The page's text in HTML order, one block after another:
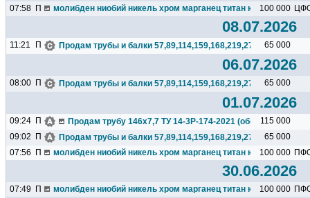
07:58 П молибден ниобий никель хром марганец титан кремний чугун
100 000
08.07.2026
11:21 П Продам трубы и балки 65 000
06.07.2026
08:00 П Продам трубы и балки 65 000
01.07.2026
09:24 П Продам трубу 146х7,7 ТУ 14-3Р-174-2021 (обсадная),
115 000
09:02
П Продам трубы и балки
65 000
07:56
П молибден ниобий никель хром марганец титан кремний чугун
100 000
30.06.2026
07:49 П молибден ниобий никель хром марганец титан кремний чугун
100 000